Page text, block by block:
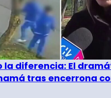
la diferencia: El
tras encerrona